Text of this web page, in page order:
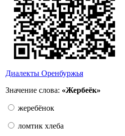
Диалекты Оренбуржья
Значение слова: «Жербеёк»
жеребёнок
ломтик хлеба